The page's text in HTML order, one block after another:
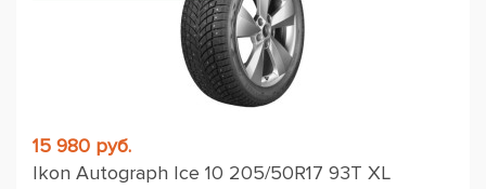
15 980 руб.
Ikon Autograph Ice 10 205/50R17 93T XL